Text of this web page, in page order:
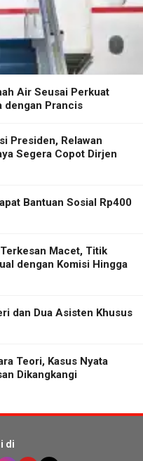
Air Seusai Perkuat
dengan Prancis
Presiden, Relawan
Segera Copot Dirjen
Bantuan Sosial Rp400
Macet, Titik
dengan Komisi Hingga
dan Dua Asisten Khusus
Teori, Kasus Nyata
Dikangkangi
di